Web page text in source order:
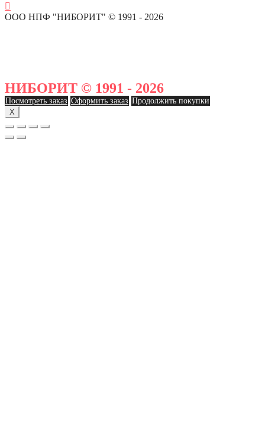
ООО НПФ "НИБОРИТ" © 1991 - 2026
НИБОРИТ © 1991 - 2026
Посмотреть заказ Оформить заказ Продолжить покупки
X